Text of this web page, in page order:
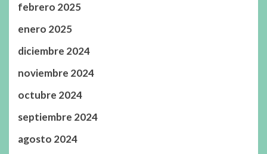
febrero 2025
enero 2025
diciembre 2024
noviembre 2024
octubre 2024
septiembre 2024
agosto 2024